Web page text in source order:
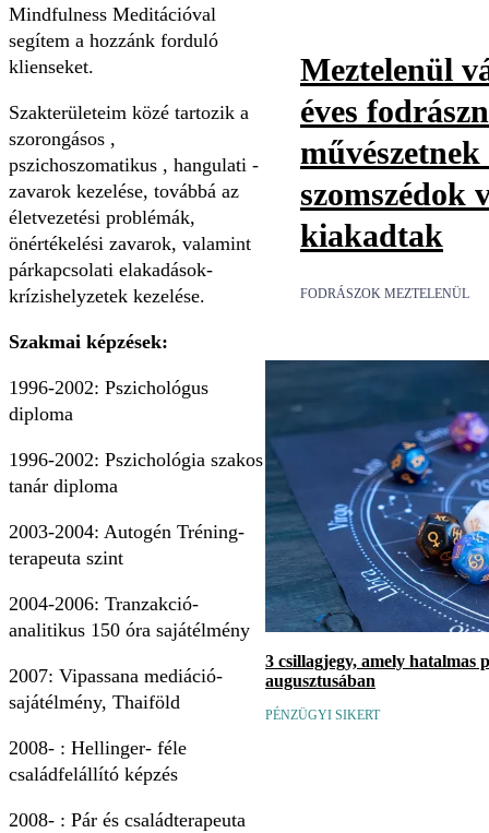
Mindfulness Meditációval
segítem a hozzánk forduló
klienseket.
Szakterületeim közé tartozik a
szorongásos ,
pszichoszomatikus , hangulati -
zavarok kezelése, továbbá az
életvezetési problémák,
önértékelési zavarok, valamint
párkapcsolati elakadások-
krízishelyzetek kezelése.
Szakmai képzések:
1996-2002: Pszichológus
diploma
1996-2002: Pszichológia szakos
tanár diploma
2003-2004: Autogén Tréning-
terapeuta szint
2004-2006: Tranzakció-
analitikus 150 óra sajátélmény
2007: Vipassana mediáció-
sajátélmény, Thaiföld
2008- : Hellinger- féle
családfelállító képzés
2008- : Pár és családterapeuta
Meztelenül
éves
szomszédok
kiakadtak
FODRÁSZOK MEZTELENÜL
3 csillagjegy, amely hatalmas
augusztusában
PÉNZÜGYI SIKERT